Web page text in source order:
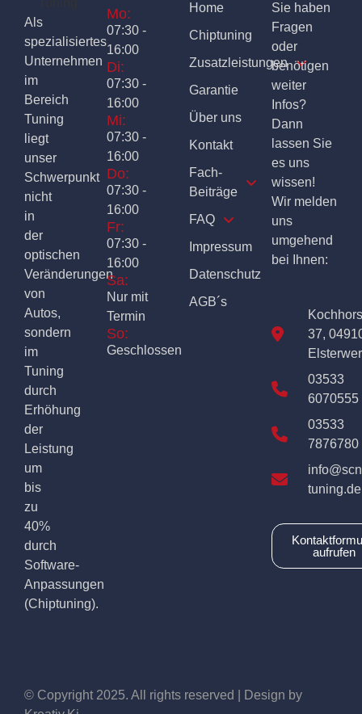
Als
spezialisiertes
Unternehmen
im
Bereich
Tuning
liegt
unser
Schwerpunkt
nicht
in
der
optischen
Veränderungen
von
Autos,
sondern
im
Tuning
durch
Erhöhung
der
Leistung
um
bis
zu
40%
durch
Software-
Anpassungen
(Chiptuning).
Mo:
07:30 -
16:00
Di:
07:30 -
16:00
Mi:
07:30 -
16:00
Do:
07:30 -
16:00
Fr:
07:30 -
16:00
Sa:
Nur mit
Termin
So:
Geschlossen
Home
Chiptuning
Zusatzleistungen
Garantie
Über uns
Kontakt
Fach-
Beiträge
FAQ
Impressum
Datenschutz
AGB´s
Sie haben
Fragen
oder
benötigen
weiter
Infos?
Dann
lassen Sie
es uns
wissen!
Wir melden
uns
umgehend
bei Ihnen:
37,
03533
6070555
03533
7876780
tuning.de
aufrufen
© Copyright 2025. All rights reserved | Design by